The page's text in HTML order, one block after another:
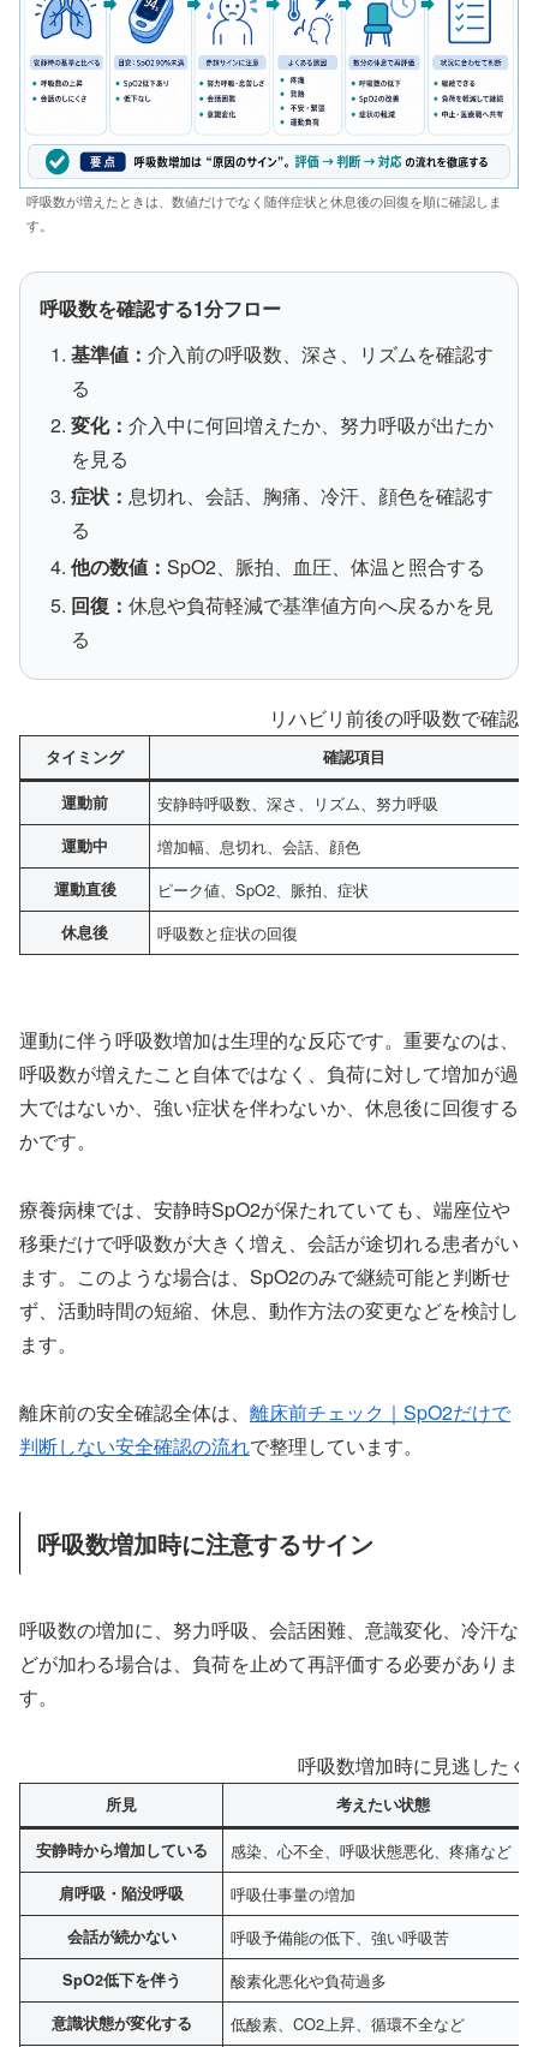
呼吸数が増えたときは、数値だけでなく随伴症状と休息後の回復を順に確認しま
す。
呼吸数を確認する1分フロー
基準値： 介入前の呼吸数、深さ、リズムを確認す
る
変化： 介入中に何回増えたか、努力呼吸が出たか
を見る
症状： 息切れ、会話、胸痛、冷汗、顔色を確認す
る
他の数値： SpO2、脈拍、血圧、体温と照合する
回復： 休息や負荷軽減で基準値方向へ戻るかを見
る
リハビリ前後の呼吸数で確認
タイミング 確認項目
運動前 安静時呼吸数、深さ、リズム、努力呼吸
運動中 増加幅、息切れ、会話、顔色
運動直後 ピーク値、SpO2、脈拍、症状
休息後 呼吸数と症状の回復
運動に伴う呼吸数増加は生理的な反応です。重要なのは、
呼吸数が増えたこと自体ではなく、負荷に対して増加が過
大ではないか、強い症状を伴わないか、休息後に回復する
かです。
療養病棟では、安静時SpO2が保たれていても、端座位や
移乗だけで呼吸数が大きく増え、会話が途切れる患者がい
ます。このような場合は、SpO2のみで継続可能と判断せ
ず、活動時間の短縮、休息、動作方法の変更などを検討し
ます。
離床前の安全確認全体は、 離床前チェック｜SpO2だけで
判断しない安全確認の流れで整理しています。
呼吸数増加時に注意するサイン
呼吸数の増加に、努力呼吸、会話困難、意識変化、冷汗な
どが加わる場合は、負荷を止めて再評価する必要がありま
す。
呼吸数増加時に見逃したく
所見 考えたい状態
安静時から増加している 感染、心不全、呼吸状態悪化、疼痛など
肩呼吸・陥没呼吸 呼吸仕事量の増加
会話が続かない 呼吸予備能の低下、強い呼吸苦
SpO2低下を伴う 酸素化悪化や負荷過多
意識状態が変化する 低酸素、CO2上昇、循環不全など